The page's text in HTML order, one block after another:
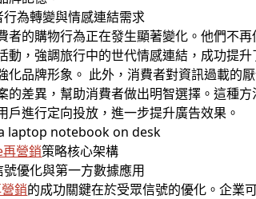
行為轉變與情感連結需求
者的購物行為正在發生顯著變化。他們不
動，強調旅行中的世代情感連結，成功提
化品牌形象。 此外，消費者對資訊過載的
的差異，幫助消費者做出明智選擇。這種
戶進行定向投放，進一步提升廣告效果。
營銷策略核心架構
號優化與第一方數據應用
銷的成功關鍵在於受眾信號的優化。企業